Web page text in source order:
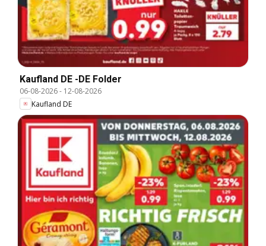
Kaufland DE -DE Folder
06-08-2026- 12-08-2026
Kaufland DE